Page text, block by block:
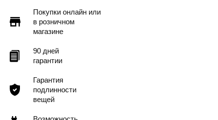
Покупки онлайн или
в розничном
магазине
90 дней
гарантии
Гарантия
подлинности
вещей